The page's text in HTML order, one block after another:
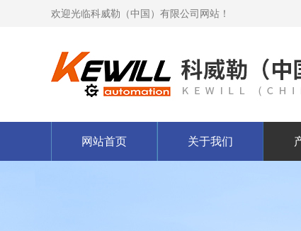
欢迎光临科威勒（中国）有限公司网站！
网站首页 关于我们